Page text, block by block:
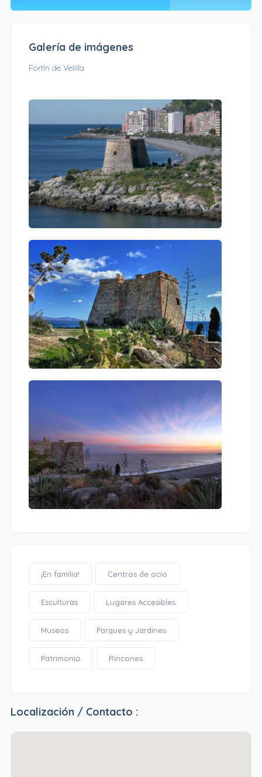
Galería de imágenes
Fortín de Velilla
¡En familia! Centros de ocio
Esculturas Lugares Accesibles
Museos Parques y Jardines
Patrimonio Rincones
Localización / Contacto :